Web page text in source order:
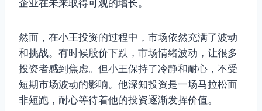
企业在未来取得可观的增长。
然而，在小王投资的过程中，市场依然充满了波动
和挑战。有时候股价下跌，市场情绪波动，让很多
投资者感到焦虑。但小王保持了冷静和耐心，不受
短期市场波动的影响。他深知投资是一场马拉松而
非短跑，耐心等待着他的投资逐渐发挥价值。